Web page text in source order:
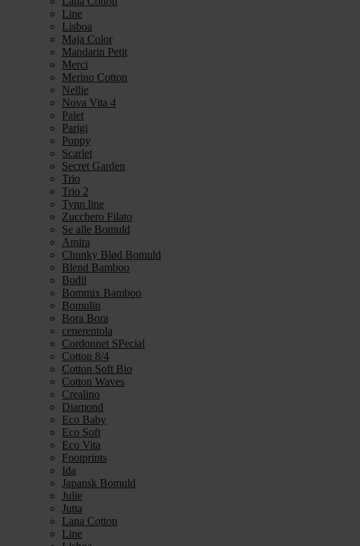
Line
Lisboa
Maja Color
Mandarin Petit
Merci
Merino Cotton
Nellie
Nova Vita 4
Palet
Parigi
Poppy
Scarlet
Secret Garden
Trio
Trio 2
Tynn line
Zucchero Filato
Se alle Bomuld
Amira
Chunky Blød Bomuld
Blend Bamboo
Bodil
Bommix Bamboo
Bomulin
Bora Bora
cenerentola
Cordonnet SPecial
Cotton 8/4
Cotton Soft Bio
Cotton Waves
Crealino
Diamond
Eco Baby
Eco Soft
Eco Vita
Footprints
Ida
Japansk Bomuld
Julie
Jutta
Lana Cotton
Line